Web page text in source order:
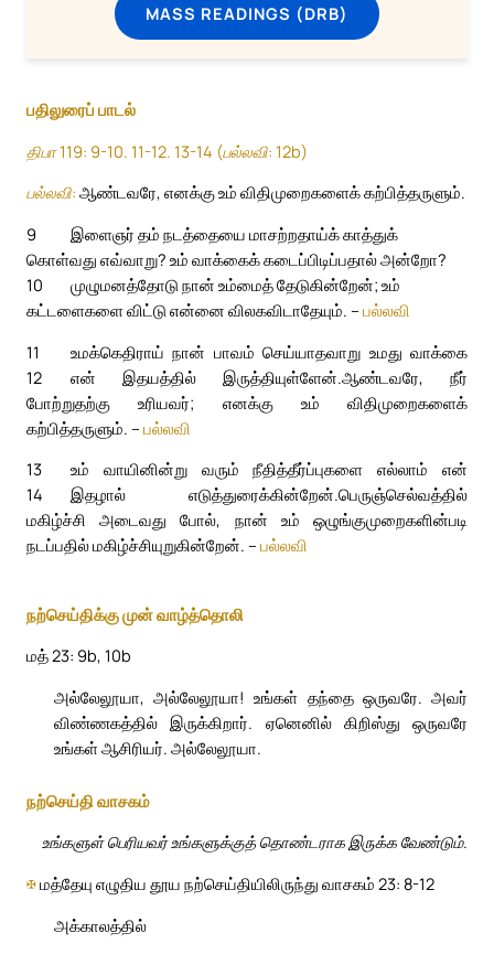
MASS READINGS (DRB)
பதிலுரைப் பாடல்
திபா 119: 9-10. 11-12. 13-14 (பல்லவி: 12b)
பல்லவி: ஆண்டவரே, எனக்கு உம் விதிமுறைகளைக் கற்பித்தருளும்.
9
இளைஞர் தம் நடத்தையை மாசற்றதாய்க் காத்துக்
கொள்வது எவ்வாறு? உம் வாக்கைக் கடைப்பிடிப்பதால் அன்றோ?
10
முழுமனத்தோடு நான் உம்மைத் தேடுகின்றேன்; உம்
கட்டளைகளை விட்டு என்னை விலகவிடாதேயும். – பல்லவி
11
உமக்கெதிராய் நான் பாவம் செய்யாதவாறு உமது வாக்கை
என் இதயத்தில் இருத்தியுள்ளேன்.
12
ஆண்டவரே, நீர்
போற்றுதற்கு உரியவர்; எனக்கு உம் விதிமுறைகளைக்
கற்பித்தருளும். – பல்லவி
13
உம் வாயினின்று வரும் நீதித்தீர்ப்புகளை எல்லாம் என்
இதழால் எடுத்துரைக்கின்றேன்.
14
பெருஞ்செல்வத்தில்
மகிழ்ச்சி அடைவது போல், நான் உம் ஒழுங்குமுறைகளின்படி
நடப்பதில் மகிழ்ச்சியுறுகின்றேன். – பல்லவி
நற்செய்திக்கு முன் வாழ்த்தொலி
மத் 23: 9b, 10b
அல்லேலூயா, அல்லேலூயா! உங்கள் தந்தை ஒருவரே. அவர்
விண்ணகத்தில் இருக்கிறார். ஏனெனில் கிறிஸ்து ஒருவரே
உங்கள் ஆசிரியர். அல்லேலூயா.
நற்செய்தி வாசகம்
உங்களுள் பெரியவர் உங்களுக்குத் தொண்டராக இருக்க வேண்டும்.
✠மத்தேயு எழுதிய தூய நற்செய்தியிலிருந்து வாசகம் 23: 8-12
அக்காலத்தில்